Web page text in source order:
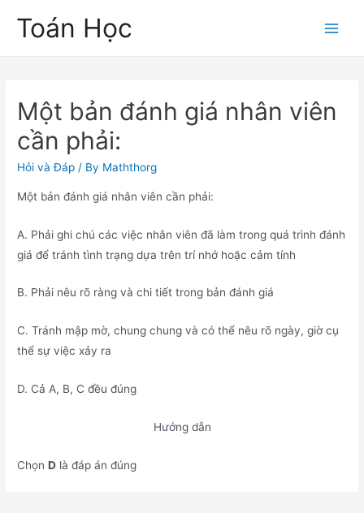
Toán Học
Một bản đánh giá nhân viên
cần phải:
Hỏi và Đáp / By Maththorg
Một bản đánh giá nhân viên cần phải:
A. Phải ghi chú các việc nhân viên đã làm trong quá trình đánh
giá để tránh tình trạng dựa trên trí nhớ hoặc cảm tính
B. Phải nêu rõ ràng và chi tiết trong bản đánh giá
C. Tránh mập mờ, chung chung và có thể nêu rõ ngày, giờ cụ
thể sự việc xảy ra
D. Cả A, B, C đều đúng
Hướng dẫn
ChọnD là đáp án đúng